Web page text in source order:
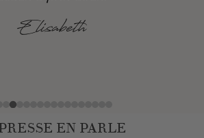
Elisabeth
EN PARLE